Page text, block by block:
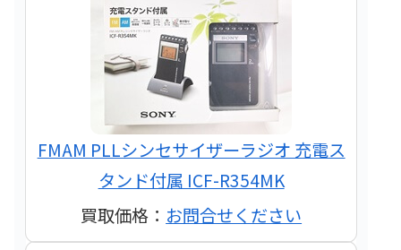
FMAM PLLシンセサイザーラジオ 充電ス
タンド付属 ICF-R354MK
買取価格： お問合せください